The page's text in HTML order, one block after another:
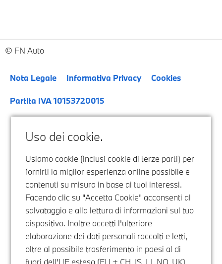
Uso dei cookie.
Usiamo cookie (inclusi cookie di terze parti) per
fornirti la miglior esperienza online possibile e
contenuti su misura in base ai tuoi interessi.
Facendo clic su "Accetta Cookie" acconsenti al
salvataggio e alla lettura di informazioni sul tuo
dispositivo. Inoltre accetti l'ulteriore
elaborazione dei dati personali raccolti e letti,
oltre al possibile trasferimento in paesi al di
fuori dell'UE estesa (EU + CH, IS, LI, NO, UK),
FN Auto
Nota Legale Informativa Privacy Cookies
Partita IVA 10153720015